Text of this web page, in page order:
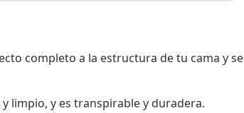
completo a la estructura de tu cama y se
limpio, y es transpirable y duradera.